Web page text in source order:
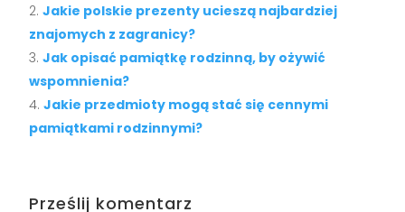
Jakie polskie prezenty ucieszą najbardziej
znajomych z zagranicy?
Jak opisać pamiątkę rodzinną, by ożywić
wspomnienia?
Jakie przedmioty mogą stać się cennymi
pamiątkami rodzinnymi?
Prześlij komentarz